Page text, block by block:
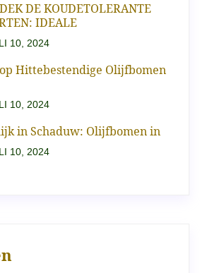
DE KOUDETOLERANTE
IDEALE
10, 2024
Hittebestendige Olijfbomen
10, 2024
in Schaduw: Olijfbomen in
10, 2024